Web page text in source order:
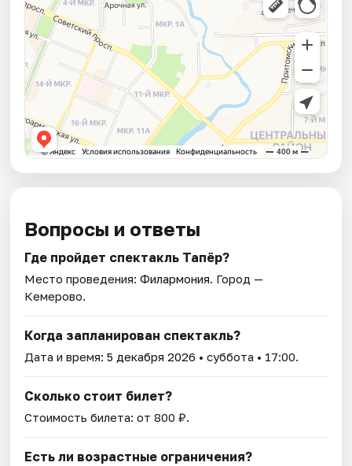
Вопросы и ответы
Где пройдет спектакль Тапёр?
Место проведения:Филармония. Город —
Кемерово.
Когда запланирован спектакль?
Дата и время:5 декабря 2026 • суббота • 17:00.
Сколько стоит билет?
Стоимость билета: от 800 ₽.
Есть ли возрастные ограничения?